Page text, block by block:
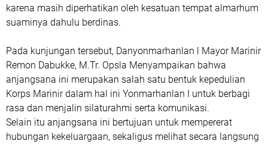
karena masih diperhatikan oleh kesatuan tempat almarhum
suaminya dahulu berdinas.
Pada kunjungan tersebut, Danyonmarhanlan l Mayor Marinir
Remon Dabukke, M.Tr. Opsla Menyampaikan bahwa
anjangsana ini merupakan salah satu bentuk kepedulian
Korps Marinir dalam hal ini Yonmarhanlan I untuk berbagi
rasa dan menjalin silaturahmi serta komunikasi.
Selain itu anjangsana ini bertujuan untuk mempererat
hubungan kekeluargaan, sekaligus melihat secara langsung